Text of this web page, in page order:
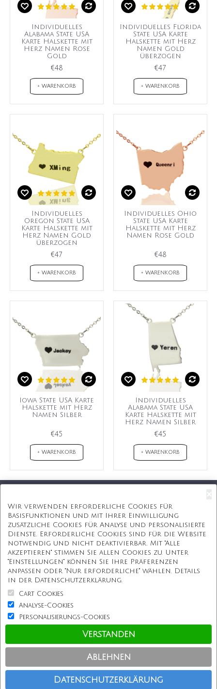
Individuelles
Alabama State USA
Karte Halskette mit
Herz Namen Rose
Gold
€48
+ WARENKORB
Individuelles Florida
State USA Karte
Halskette mit Herz
Namen Gold
überzogen
€47
+ WARENKORB
Individuelles
Oregon State USA
Karte Halskette mit
Herz Namen Gold
überzogen
€47
+ WARENKORB
Individuelles Ohio
State USA Karte
Halskette mit Herz
Namen Rose Gold
€48
+ WARENKORB
Iowa State USA Karte
Halskette mit Herz
Namen Silber
€45
+ WARENKORB
Individuelles
Alabama State USA
Karte Halskette mit
Herz Namen Silber
€45
+ WARENKORB
Kostenlose Geschenkbox
Kostenlose Gravur
Unbegrenzte Redesign
ÜBER UNS
Information
Kundenservice
Einkaufen bei uns
Copyright © Personalisierterekette.De, Alle Rechte vorbehalten.
Wir verwenden erforderliche Cookies für
Basisfunktionen und mit Ihrer Einwilligung
zusätzliche Cookies für Analyse und personalisierte
Dienste. Erforderliche Cookies sind für die Website
notwendig und nicht deaktivierbar. Mit "Alle
akzeptieren" stimmen Sie allen Cookies zu. Unter
"Einstellungen" können Sie Ihre Präferenzen
anpassen oder "Nur erforderliche" wählen. Details
in der Datenschutzerklärung.
Cart Cookies
Analyse-Cookies
Personalisierungs-Cookies
Verstanden
Ablehnen
Datenschutzerklärung